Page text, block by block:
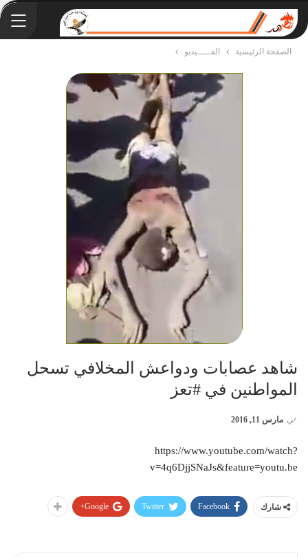
الصفحة الرئيسية الفـــــيديو
شاهد عصابات ودواعش المخلافي تسحل
المواطنين في ‫#‏تعز‬
في مارس 11, 2016
https://www.youtube.com/watch?
v=4q6DjjSNaJs&feature=youtu.be
شارك Facebook
Twitter
Google+